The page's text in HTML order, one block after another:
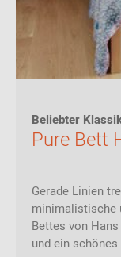
Beliebter
Pure Bett
Gerade Linien
minimalistische
Bettes von
und ein